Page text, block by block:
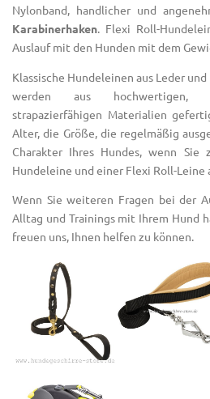
Nylonband, handlicher und
Karabinerhaken. Flexi Roll-
Auslauf mit den Hunden mit dem
Klassische Hundeleinen aus Leder
werden aus hochwertigen,
strapazierfähigen Materialien
Alter, die Größe, die regelmäßig
Charakter Ihres Hundes, wenn Sie
Hundeleine und einer Flexi Roll-Leine
Wenn Sie weiteren Fragen bei der
Alltag und Trainings mit Ihrem Hund
freuen uns, Ihnen helfen zu können.